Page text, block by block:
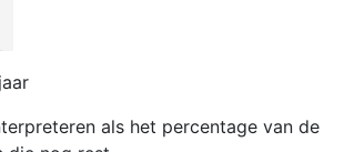
als het percentage van de